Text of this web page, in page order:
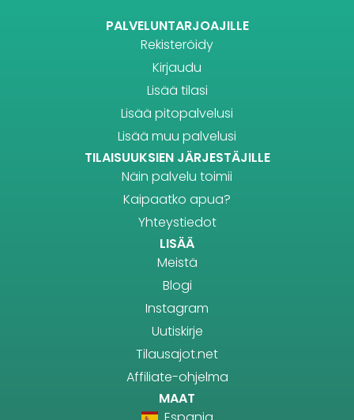
PALVELUNTARJOAJILLE
Rekisteröidy
Kirjaudu
Lisää tilasi
Lisää pitopalvelusi
Lisää muu palvelusi
TILAISUUKSIEN JÄRJESTÄJILLE
Näin palvelu toimii
Kaipaatko apua?
Yhteystiedot
LISÄÄ
Meistä
Blogi
Instagram
Uutiskirje
Tilausajot.net
Affiliate-ohjelma
MAAT